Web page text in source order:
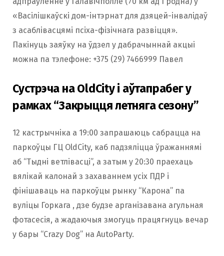
«Васілішкаўскі дом-інтэрнат для дзяцей-інвалідаў
з асаблівасцямі псіха-фізічнага развіцця».
Пакінуць заяўку на ўдзел у дабрачыннай акцыі
можна па тэлефоне: +375 (29) 7466999 Павел
Сустрэча на OldCity і аўтапрабег у
рамках “Закрыцця летняга сезону”
12 кастрычніка а 19:00 запрашаюць сабрацца на
паркоўцы ГЦ OldCity, каб падзяліцца ўражаннямі
аб “Тыдні ветлівасці”, а затым у 20:30 праехаць
вялікай калонай з захаваннем усіх ПДР і
фінішаваць на паркоўцы рынку “Карона” па
вуліцы Горкага , дзе будзе арганізавана агульная
фотасесія, а жадаючыя змогуць працягнуць вечар
у бары “Crazy Dog” на AutoParty.